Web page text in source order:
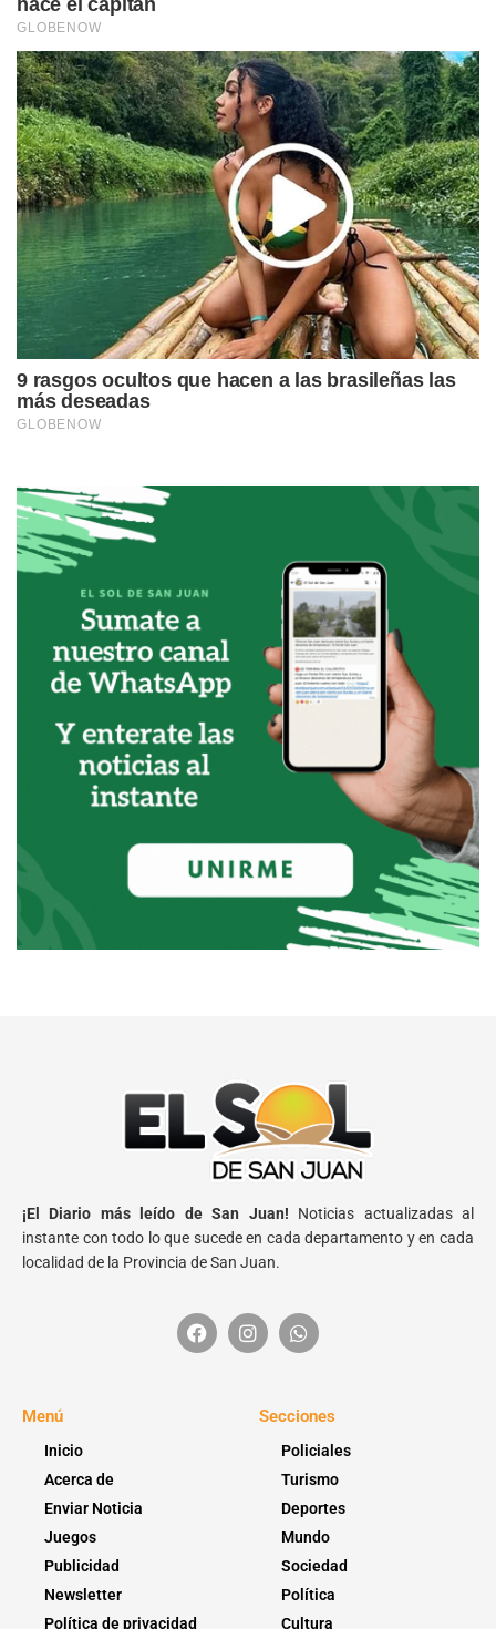
¡El Diario más leído de San Juan! Noticias actualizadas al
instante con todo lo que sucede en cada departamento y en cada
localidad de la Provincia de San Juan.
Menú
Inicio
Acerca de
Enviar Noticia
Juegos
Publicidad
Newsletter
Política de privacidad
Secciones
Policiales
Turismo
Deportes
Mundo
Sociedad
Política
Cultura